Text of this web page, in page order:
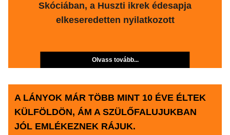
Skóciában, a Huszti ikrek édesapja
elkeseredetten nyilatkozott
Olvass tovább...
A LÁNYOK MÁR TÖBB MINT 10 ÉVE ÉLTEK
KÜLFÖLDÖN, ÁM A SZÜLŐFALUJUKBAN
JÓL EMLÉKEZNEK RÁJUK.